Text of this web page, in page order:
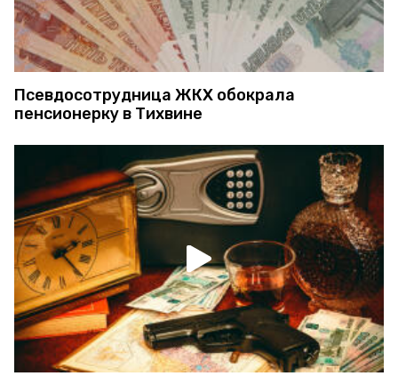
Псевдосотрудница ЖКХ обокрала
пенсионерку в Тихвине